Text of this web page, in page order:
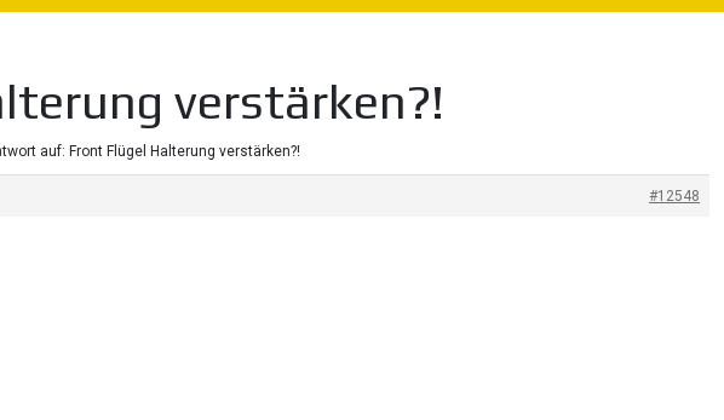
verstärken?!
auf: Front Flügel Halterung verstärken?!
#12548